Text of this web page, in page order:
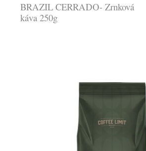
BRAZIL CERRADO- Zrnková
káva 250g